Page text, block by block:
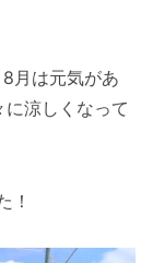
月は元気があ
涼しくなって
！